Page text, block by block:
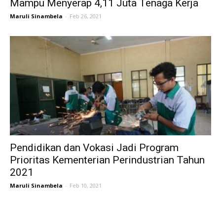
Mampu Menyerap 4,11 Juta Tenaga Kerja
Maruli Sinambela - Feb 26, 2021
Pendidikan dan Vokasi Jadi Program
Prioritas Kementerian Perindustrian Tahun
2021
Maruli Sinambela - Feb 10, 2021